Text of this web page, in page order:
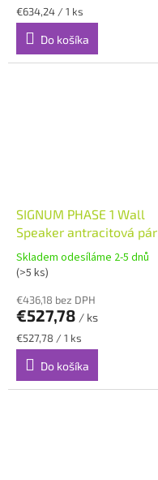
Jednotková
cena:
€634,24 / 1 ks
Do košíka
SIGNUM PHASE 1 Wall
Speaker antracitová pár
Skladem odesíláme 2-5 dnů
(>5 ks)
€436,18 bez DPH
€527,78 / ks
Jednotková
cena:
€527,78 / 1 ks
Do košíka